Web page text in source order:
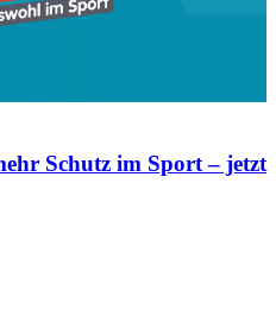
Schutz im Sport – jetzt